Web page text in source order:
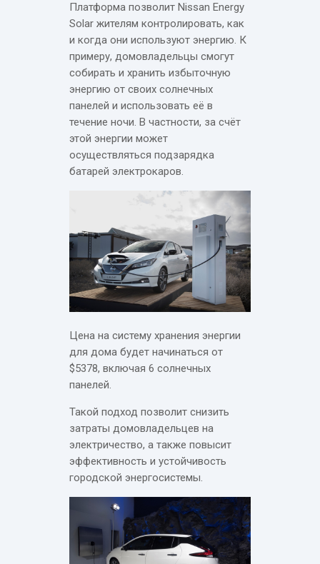
Платформа позволит Nissan Energy
Solar жителям контролировать, как
и когда они используют энергию. К
примеру, домовладельцы смогут
собирать и хранить избыточную
энергию от своих солнечных
панелей и использовать её в
течение ночи. В частности, за счёт
этой энергии может
осуществляться подзарядка
батарей электрокаров.
Цена на систему хранения энергии
для дома будет начинаться от
$5378, включая 6 солнечных
панелей.
Такой подход позволит снизить
затраты домовладельцев на
электричество, а также повысит
эффективность и устойчивость
городской энергосистемы.